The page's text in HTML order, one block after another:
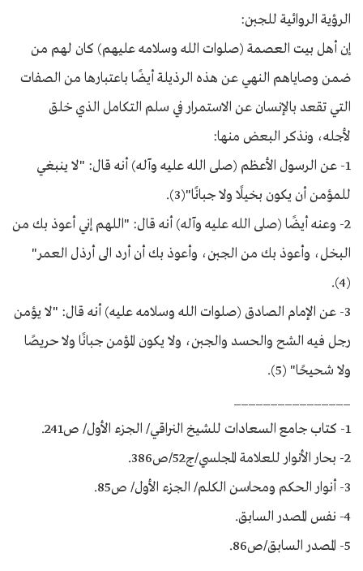
الرؤية الروائية للجبن:
إن أهل بيت العصمة (صلوات الله وسلامه عليهم) كان لهم من
ضمن وصاياهم النهي عن هذه الرذيلة أيضًا باعتبارها من الصفات
التي تقعد بالإنسان عن الاستمرار في سلم التكامل الذي خلق
لأجله، ونذكر البعض منها:
1- عن الرسول الأعظم (صلى الله عليه وآله) أنه قال: "لا ينبغي
للمؤمن أن يكون بخيلًا ولا جبانًا"(3).
2- وعنه أيضًا (صلى الله عليه وآله) أنه قال: "اللهم إني أعوذ بك من
البخل، وأعوذ بك من الجبن، وأعوذ بك أن أرد الى أرذل العمر"
(4).
3- عن الإمام الصادق (صلوات الله وسلامه عليه) أنه قال: "لا يؤمن
رجل فيه الشح والحسد والجبن، ولا يكون المؤمن جبانًا ولا حريصًا
ولا شحيحًا" (5).
1- كتاب جامع السعادات للشيخ النراقي/ الجزء الأول/ ص241.
2- بحار الأنوار للعلامة المجلسي/ج52/ص386.
3- أنوار الحكم ومحاسن الكلم/ الجزء الأول/ ص85.
4- نفس المصدر السابق.
5- المصدر السابق/ص86.